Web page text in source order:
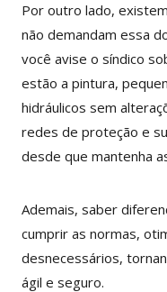
Por outro lado,
não demandam essa
você avise o síndico
estão a pintura,
hidráulicos sem
redes de proteção e
desde que mantenha
Ademais, saber
cumprir as normas,
desnecessários,
ágil e seguro.